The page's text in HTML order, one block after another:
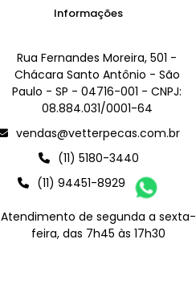
Informações
Rua Fernandes Moreira, 501 -
Chácara Santo Antônio - São
Paulo - SP - 04716-001 - CNPJ:
08.884.031/0001-64
vendas@vetterpecas.com.br
(11) 5180-3440
(11) 94451-8929
Atendimento de segunda a sexta-
feira, das 7h45 às 17h30